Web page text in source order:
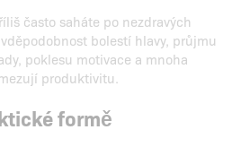
často saháte po nezdravých
bolestí hlavy, průjmu
poklesu motivace a mnoha
produktivitu.
formě